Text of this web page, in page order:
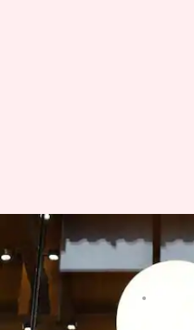
iPhones: ఇక
వ్రాసిన వారు Sirish Praharaju